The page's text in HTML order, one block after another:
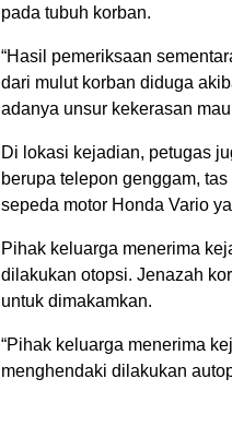
pada tubuh korban.
“Hasil pemeriksaan
dari mulut korban diduga
adanya unsur kekerasan
Di lokasi kejadian, petugas
berupa telepon genggam,
sepeda motor Honda Vario
Pihak keluarga menerima
dilakukan otopsi. Jenazah
untuk dimakamkan.
“Pihak keluarga menerima
menghendaki dilakukan